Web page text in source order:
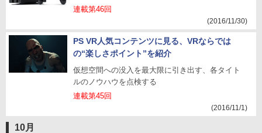
連載第46回
(2016/11/30)
PS VR人気コンテンツに見る、VRならでは
の“楽しさポイント”を紹介
仮想空間への没入を最大限に引き出す、各タイト
ルのノウハウを点検する
連載第45回
(2016/11/1)
10月